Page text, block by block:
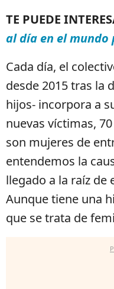
TE PUEDE
al día en el mundo
Cada día, el
desde 2015 tras la
hijos- incorpora a
nuevas víctimas,
son mujeres de
entendemos la
llegado a la raíz de
Aunque tiene una
que se trata de